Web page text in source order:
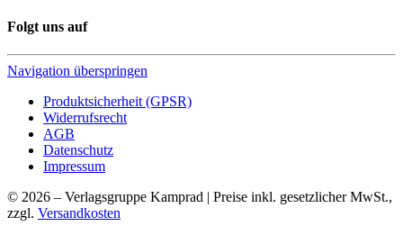
Folgt uns auf
Navigation überspringen
Produktsicherheit (GPSR)
Widerrufsrecht
AGB
Datenschutz
Impressum
© 2026 – Verlagsgruppe Kamprad | Preise inkl. gesetzlicher MwSt.,
zzgl. Versandkosten